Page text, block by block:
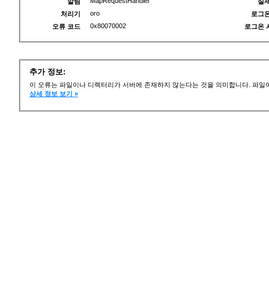
처리기
oro
오류 코드
0x80070002
로그
로그온
추가 정보:
이 오류는 파일이나 디렉터리가 서버에 존재하지 않는다는 것을 의미합니다. 파
상세 정보 보기 »